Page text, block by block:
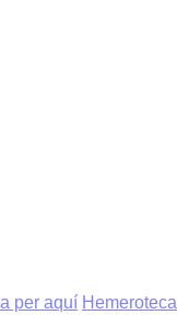
per aquí Hemeroteca